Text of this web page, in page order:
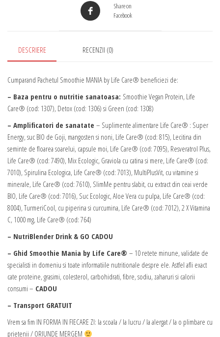
Share on
Facebook
DESCRIERE RECENZII (0)
Cumparand Pachetul Smoothie MANIA by Life Care® beneficiezi de:
– Baza pentru o nutritie sanatoasa: Smoothie Vegan Protein, Life
Care® (cod: 1307), Detox (cod: 1306) si Green (cod: 1308)
– Amplificatori de sanatate – Suplimente alimentare Life Care® : Super
Energy, suc BIO de Goji, mangosten si noni, Life Care® (cod: 815), Lecitina din
seminte de floarea soarelui, capsule moi, Life Care® (cod: 7095), Resveratrol Plus,
Life Care® (cod: 7490), Mix Ecologic, Graviola cu catina si mere, Life Care® (cod:
7010), Spirulina Ecologica, Life Care® (cod: 7013), MultiPlusVit, cu vitamine si
minerale, Life Care® (cod: 7610), SlimMe pentru slabit, cu extract din ceai verde
BIO, Life Care® (cod: 7016), Suc Ecologic, Aloe Vera cu pulpa, Life Care® (cod:
8004), TurmeriCool, cu piperina si curcumina, Life Care® (cod: 7012), 2 X Vitamina
C, 1000 mg, Life Care® (cod: 764)
– NutriBlender Drink & GO CADOU
– Ghid Smoothie Mania by Life Care® – 10 retete minune, validate de
specialisti in domeniu si toate informatiile nutritionale despre ele. Astfel afli exact
cate proteine, grasimi, colesterol, carbohidrati, fibre, sodiu, zaharuri si calorii
consumi – CADOU
– Transport GRATUIT
Vrem sa fim IN FORMA IN FIECARE ZI: la scoala / la lucru / la alergat / la o plimbare cu
prietenii / ORIUNDE MERGEM